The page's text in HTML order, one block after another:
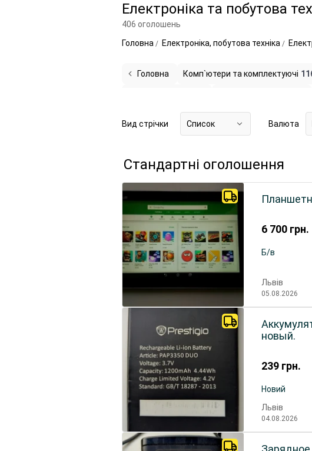
Електроніка та побутова
406 оголошень
Головна
Електроніка, побутова техніка
Головна Комп`ютери та комплектуючі
Індивідуальний догляд Куплю
Вид стрічки
Список Валюта
Стандартні оголошення
6 700 грн.
Б/в
Львів
05.08.2026
239 грн.
новый.
Новий
Львів
04.08.2026